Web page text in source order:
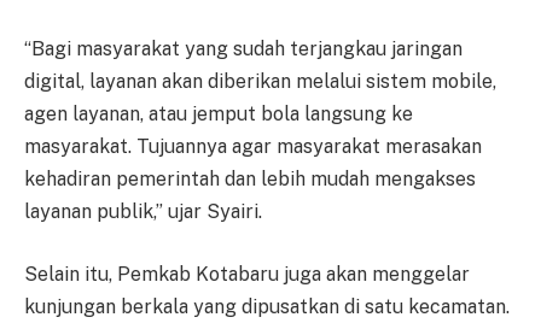
“Bagi masyarakat yang sudah terjangkau jaringan
digital, layanan akan diberikan melalui sistem mobile,
agen layanan, atau jemput bola langsung ke
masyarakat. Tujuannya agar masyarakat merasakan
kehadiran pemerintah dan lebih mudah mengakses
layanan publik,” ujar Syairi.
Selain itu, Pemkab Kotabaru juga akan menggelar
kunjungan berkala yang dipusatkan di satu kecamatan.